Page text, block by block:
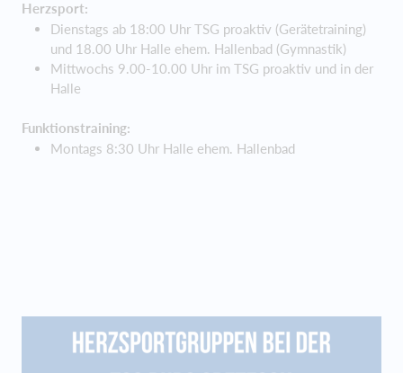
Herzsport:
Dienstags ab 18:00 Uhr TSG proaktiv (Gerätetraining)
und 18.00 Uhr Halle ehem. Hallenbad (Gymnastik)
Mittwochs 9.00-10.00 Uhr im TSG proaktiv und in der
Halle
Funktionstraining:
Montags 8:30 Uhr Halle ehem. Hallenbad